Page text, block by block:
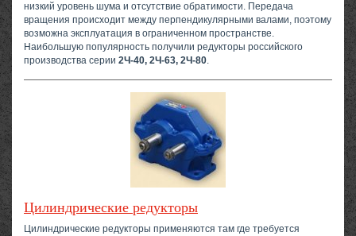
низкий уровень шума и отсутствие обратимости. Передача
вращения происходит между перпендикулярными валами, поэтому
возможна эксплуатация в ограниченном пространстве.
Наибольшую популярность получили редукторы российского
производства серии 2Ч-40, 2Ч-63, 2Ч-80.
Цилиндрические редукторы
Цилиндрические редукторы применяются там где требуется